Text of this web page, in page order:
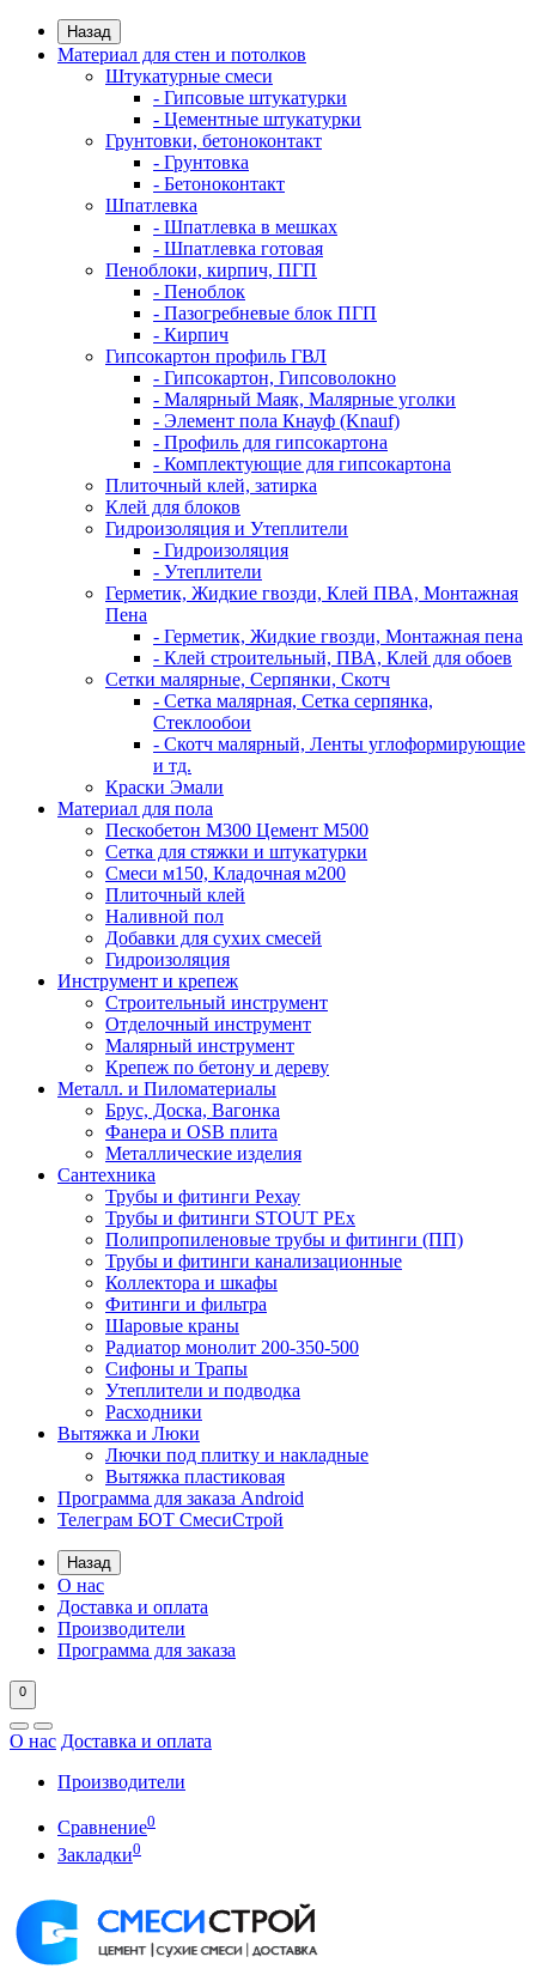
Назад
Материал для стен и потолков
Штукатурные смеси
- Гипсовые штукатурки
- Цементные штукатурки
Грунтовки, бетоноконтакт
- Грунтовка
- Бетоноконтакт
Шпатлевка
- Шпатлевка в мешках
- Шпатлевка готовая
Пеноблоки, кирпич, ПГП
- Пеноблок
- Пазогребневые блок ПГП
- Кирпич
Гипсокартон профиль ГВЛ
- Гипсокартон, Гипсоволокно
- Малярный Маяк, Малярные уголки
- Элемент пола Кнауф (Knauf)
- Профиль для гипсокартона
- Комплектующие для гипсокартона
Плиточный клей, затирка
Клей для блоков
Гидроизоляция и Утеплители
- Гидроизоляция
- Утеплители
Герметик, Жидкие гвозди, Клей ПВА, Монтажная
Пена
- Герметик, Жидкие гвозди, Монтажная пена
- Клей строительный, ПВА, Клей для обоев
Сетки малярные, Серпянки, Скотч
- Сетка малярная, Сетка серпянка,
Стеклообои
- Скотч малярный, Ленты углоформирующие
и тд.
Краски Эмали
Материал для пола
Пескобетон М300 Цемент М500
Сетка для стяжки и штукатурки
Смеси м150, Кладочная м200
Плиточный клей
Наливной пол
Добавки для сухих смесей
Гидроизоляция
Инструмент и крепеж
Строительный инструмент
Отделочный инструмент
Малярный инструмент
Крепеж по бетону и дереву
Металл. и Пиломатериалы
Брус, Доска, Вагонка
Фанера и OSB плита
Металлические изделия
Сантехника
Трубы и фитинги Рехау
Трубы и фитинги STOUT PEx
Полипропиленовые трубы и фитинги (ПП)
Трубы и фитинги канализационные
Коллектора и шкафы
Фитинги и фильтра
Шаровые краны
Радиатор монолит 200-350-500
Сифоны и Трапы
Утеплители и подводка
Расходники
Вытяжка и Люки
Лючки под плитку и накладные
Вытяжка пластиковая
Программа для заказа Android
Телеграм БОТ СмесиСтрой
Назад
О нас
Доставка и оплата
Производители
Программа для заказа
0
О нас Доставка и оплата
Производители
Сравнение0
Закладки0